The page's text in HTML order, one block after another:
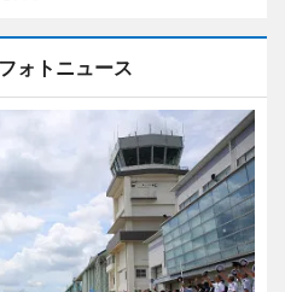
ォトニュース